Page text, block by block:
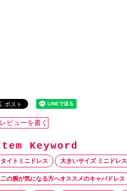
レビューを書く
タイトミニドレス 大きいサイズ ミニドレス
二の腕が気になる方へオススメのキャバドレス